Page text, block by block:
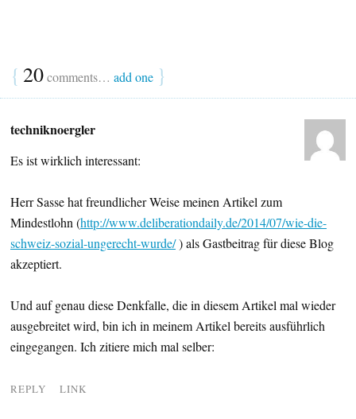
{ 20comments… add one }
techniknoergler
Es ist wirklich interessant:
Herr Sasse hat freundlicher Weise meinen Artikel zum
Mindestlohn (http://www.deliberationdaily.de/2014/07/wie-die-
schweiz-sozial-ungerecht-wurde/) als Gastbeitrag für diese Blog
akzeptiert.
Und auf genau diese Denkfalle, die in diesem Artikel mal wieder
ausgebreitet wird, bin ich in meinem Artikel bereits ausführlich
eingegangen. Ich zitiere mich mal selber:
REPLY LINK